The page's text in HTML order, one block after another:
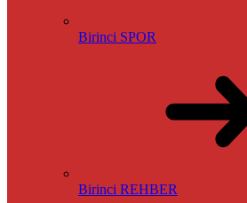
Birinci SPOR
Birinci REHBER